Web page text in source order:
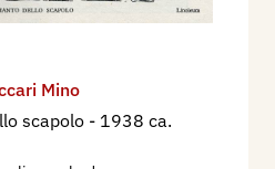
Mino
scapolo - 1938 ca.